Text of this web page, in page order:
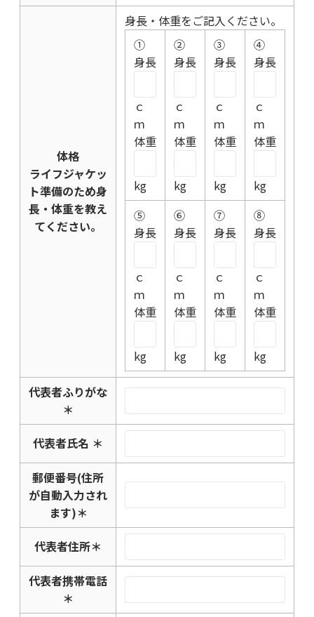
体格
ライフジャケッ
ト準備のため身
長・体重を教え
てください。
身長・体重をご記入ください。
①
身長
ｃ
ｍ
体重
kg
②
身長
ｃ
ｍ
体重
kg
③
身長
ｃ
ｍ
体重
kg
④
身長
ｃ
ｍ
体重
kg
⑤
身長
ｃ
ｍ
体重
kg
⑥
身長
ｃ
ｍ
体重
kg
⑦
身長
ｃ
ｍ
体重
kg
⑧
身長
ｃ
ｍ
体重
kg
代表者ふりがな
＊
代表者氏名 ＊
郵便番号(住所
が自動入力され
ます)＊
代表者住所＊
代表者携帯電話
＊